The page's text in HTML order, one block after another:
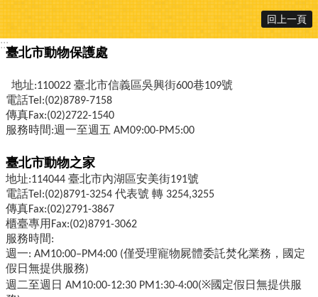
回上一頁
:::
臺北市動物保護處
地址:110022 臺北市信義區吳興街600巷109號
電話Tel:(02)8789-7158
傳真Fax:(02)2722-1540
服務時間:週一至週五 AM09:00-PM5:00
臺北市動物之家
地址:114044 臺北市內湖區安美街191號
電話Tel:(02)8791-3254 代表號 轉 3254,3255
傳真Fax:(02)2791-3867
櫃臺專用Fax:(02)8791-3062
服務時間:
週一: AM10:00–PM4:00 (僅受理寵物屍體委託焚化業務，國定
假日無提供服務)
週二至週日 AM10:00-12:30 PM1:30-4:00(※國定假日無提供服